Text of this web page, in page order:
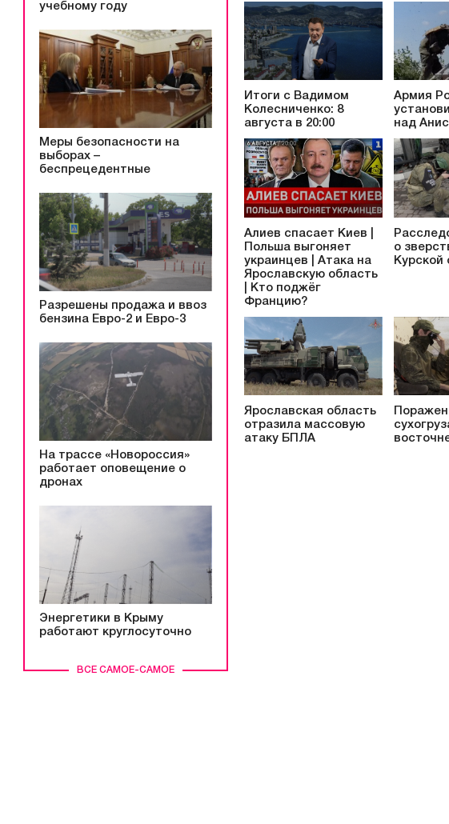
ВСЕ САМОЕ-САМОЕ
учебному году
Меры безопасности на
выборах –
беспрецедентные
Разрешены продажа и ввоз
бензина Евро-2 и Евро-3
На трассе «Новороссия»
работает оповещение о
дронах
Энергетики в Крыму
работают круглосуточно
Итоги с Вадимом
Колесниченко: 8
августа в 20:00
Армия
над
Алиев спасает Киев |
Польша выгоняет
украинцев | Атака на
Ярославскую область
| Кто поджёг
Францию?
о
Курской
Ярославская область
отразила массовую
атаку БПЛА